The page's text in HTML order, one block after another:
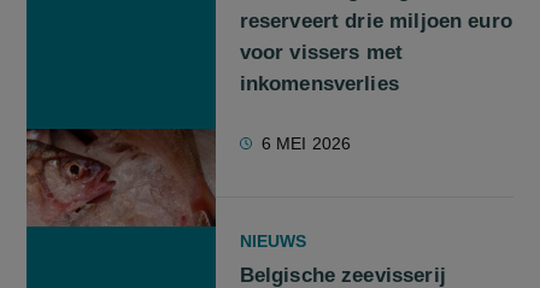
reserveert drie miljoen euro
voor vissers met
inkomensverlies
6 MEI 2026
NIEUWS
Belgische zeevisserij